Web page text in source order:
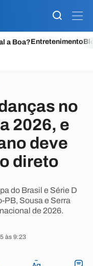
a Boa?Entretenimento
no
2026, e
deve
direto
do Brasil e Série D
PB, Sousa e Serra
de 2026.
às 9:23